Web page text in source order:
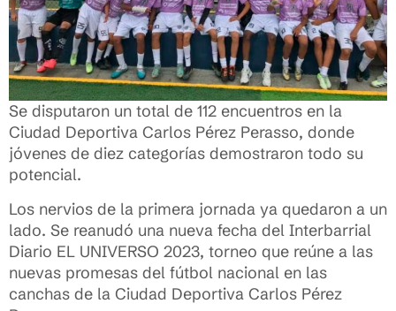
Se disputaron un total de 112 encuentros en la
Ciudad Deportiva Carlos Pérez Perasso, donde
jóvenes de diez categorías demostraron todo su
potencial.
Los nervios de la primera jornada ya quedaron a un
lado. Se reanudó una nueva fecha del Interbarrial
Diario EL UNIVERSO 2023, torneo que reúne a las
nuevas promesas del fútbol nacional en las
canchas de la Ciudad Deportiva Carlos Pérez